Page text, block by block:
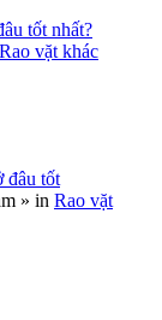
tốt nhất?
Rao vặt khác
đâu tốt
» in Rao vặt